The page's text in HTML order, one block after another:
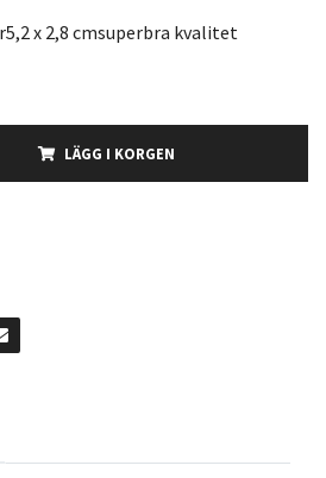
x 2,8 cmsuperbra kvalitet
LÄGG I KORGEN